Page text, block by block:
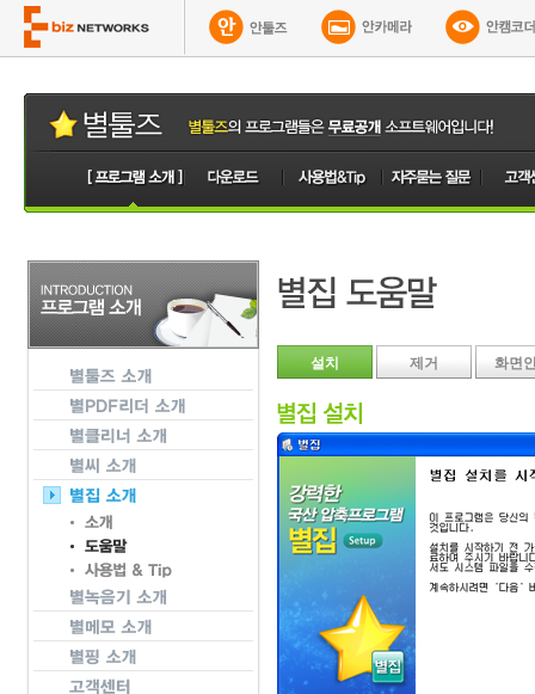
설치 제거 화면